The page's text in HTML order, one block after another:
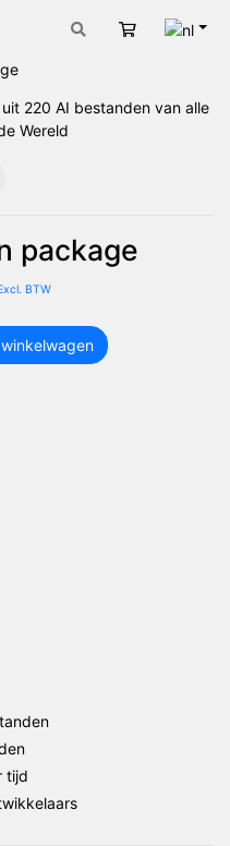
Winkelwagen
220 AI bestanden van alle
Wereld
package
BTW
tijd